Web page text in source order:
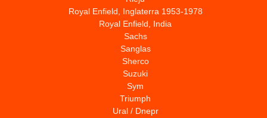
Royal Enfield, Inglaterra 1953-1978
Royal Enfield, India
Sachs
Sanglas
Sherco
Suzuki
Sym
Triumph
Ural / Dnepr